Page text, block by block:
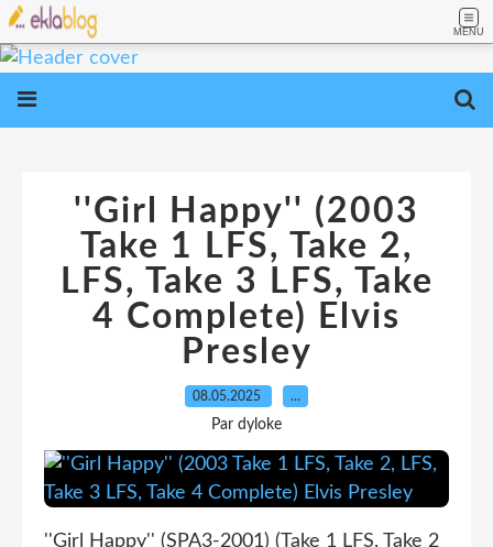
MENU
''Girl Happy'' (2003
Take 1 LFS, Take 2,
LFS, Take 3 LFS, Take
4 Complete) Elvis
Presley
08.05.2025 …
Par dyloke
''Girl Happy'' (SPA3-2001) (Take 1 LFS, Take 2